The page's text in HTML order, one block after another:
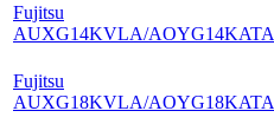
Fujitsu
AUXG14KVLA/AOYG14KATA
Fujitsu
AUXG18KVLA/AOYG18KATA